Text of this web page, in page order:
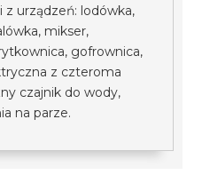
z urządzeń: lodówka,
mikser,
gofrownica,
z czteroma
czajnik do wody,
na parze.